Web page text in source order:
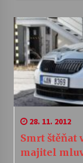
28. 11. 2012
Smrt štěňat
majitel